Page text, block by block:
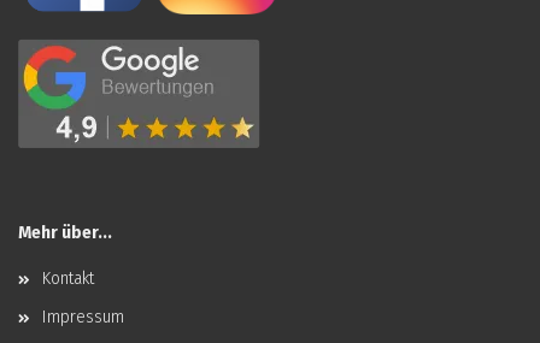
Mehr über...
Kontakt
Impressum